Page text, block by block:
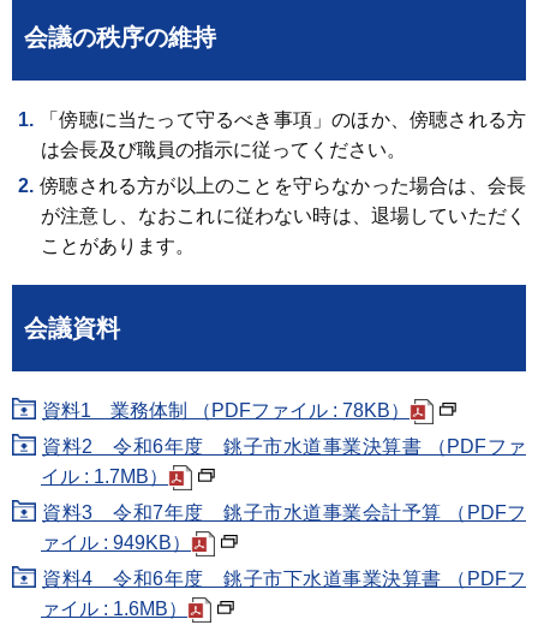
会議の秩序の維持
「傍聴に当たって守るべき事項」のほか、傍聴される方
は会長及び職員の指示に従ってください。
傍聴される方が以上のことを守らなかった場合は、会長
が注意し、なおこれに従わない時は、退場していただく
ことがあります。
会議資料
資料1 業務体制 （PDFファイル : 78KB）
資料2 令和6年度 銚子市水道事業決算書 （PDFファ
イル : 1.7MB）
資料3 令和7年度 銚子市水道事業会計予算 （PDFフ
ァイル : 949KB）
資料4 令和6年度 銚子市下水道事業決算書 （PDFフ
ァイル : 1.6MB）